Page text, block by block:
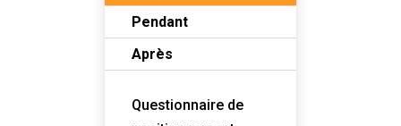
Pendant
Après
Questionnaire de